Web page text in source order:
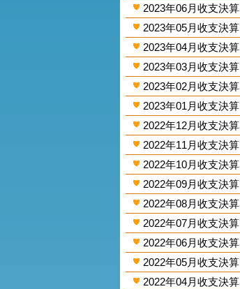
2023年06月收支決算
2023年05月收支決算
2023年04月收支決算
2023年03月收支決算
2023年02月收支決算
2023年01月收支決算
2022年12月收支決算
2022年11月收支決算
2022年10月收支決算
2022年09月收支決算
2022年08月收支決算
2022年07月收支決算
2022年06月收支決算
2022年05月收支決算
2022年04月收支決算